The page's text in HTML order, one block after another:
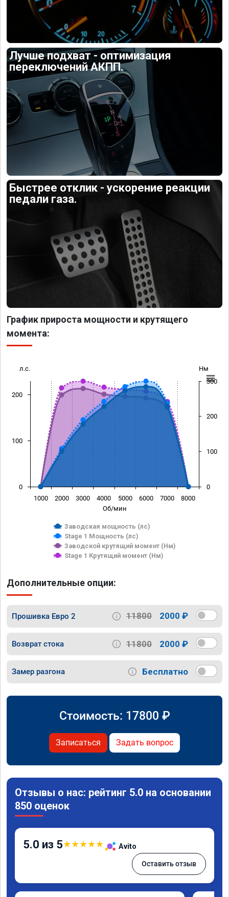
Лучше подхват - оптимизация
переключений АКПП.
Быстрее отклик - ускорение реакции
педали газа.
График прироста мощности и крутящего
момента:
Об/мин
л.с. Нм
Заводская мощность (лс)
Stage 1 Мощность (лс)
Заводской крутящий момент (Нм)
Stage 1 Крутящий момент (Нм)
1000 2000 3000 4000 5000 6000 7000 8000
0
100
200
0
100
200
300
Дополнительные опции:
Прошивка Евро 2 11800 2000 ₽
Возврат стока 11800 2000 ₽
Замер разгона Бесплатно
Стоимость: 17800 ₽
Записаться Задать вопрос
Отзывы о нас: рейтинг 5.0 на основании
850 оценок
5.0 из 5★★★★★ Avito
Оставить отзыв